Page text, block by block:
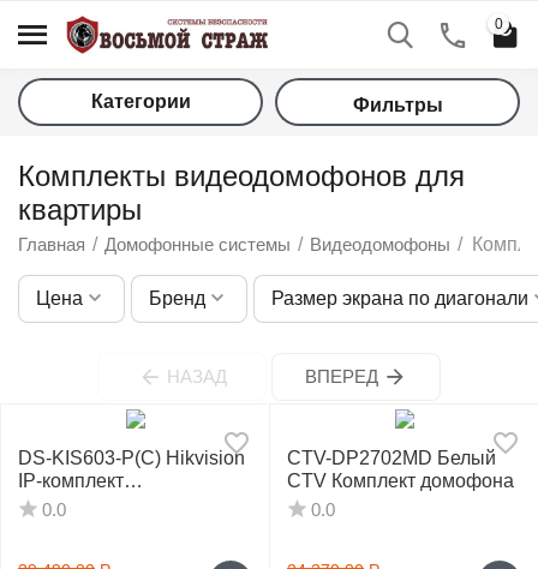
0
Категории Фильтры
Комплекты видеодомофонов для
квартиры
Главная / Домофонные системы / Видеодомофоны /
Цена Бренд Размер экрана по диагонали
НАЗАД ВПЕРЕД
DS-KIS603-P(C) Hikvision
IP-комплект
видеодомофонии
0.0
CTV-DP2702MD Белый
CTV Комплект домофона
0.0